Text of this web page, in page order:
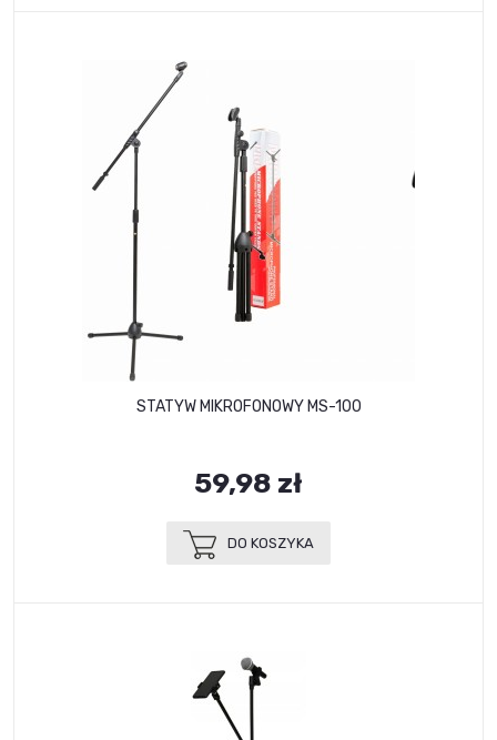
STATYW MIKROFONOWY MS-100
59,98 zł
DO KOSZYKA